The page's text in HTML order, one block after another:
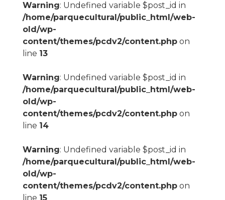
Warning: Undefined variable $post_id in
/home/parquecultural/public_html/web-
old/wp-
content/themes/pcdv2/content.phpon
line 13
Warning: Undefined variable $post_id in
/home/parquecultural/public_html/web-
old/wp-
content/themes/pcdv2/content.phpon
line 14
Warning: Undefined variable $post_id in
/home/parquecultural/public_html/web-
old/wp-
content/themes/pcdv2/content.phpon
line 15